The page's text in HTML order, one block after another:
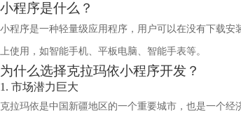
小程序是什么？
小程序是一种轻量级应用程序，用户可以在没有下载
上使用，如智能手机、平板电脑、智能手表等。
为什么选择克拉玛依小程序开发？
1. 市场潜力巨大
克拉玛依是中国新疆地区的一个重要城市，也是一个